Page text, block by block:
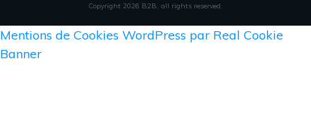
Copyright 2026 B2B, all rights reserved.
Mentions de Cookies WordPress par Real Cookie
Banner